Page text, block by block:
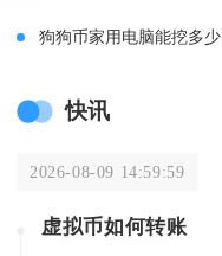
狗狗币家用电脑能挖多少
快讯
2026-08-09 14:59:59
虚拟币如何转账